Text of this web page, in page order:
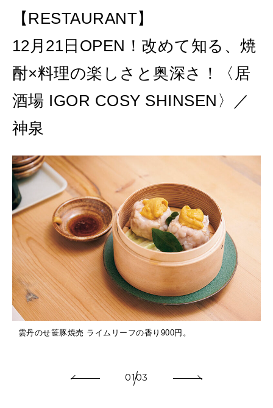
2026年4月号「未来をつくる、学びの教科書。」
2026年3月号「スイーツ予想図 2026」
2026年2月号「良運を掴む 新・開運術。」
2025年12月号「お酒の新常識。」
【RESTAURANT】
12月21日OPEN！改めて知る、焼
酎×料理の楽しさと奥深さ！〈居
酒場 IGOR COSY SHINSEN〉／
神泉
雲丹のせ笹豚焼売 ライムリーフの香り900円。
0103